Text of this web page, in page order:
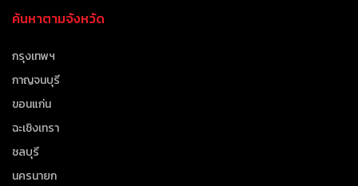
ค้นหาตามจังหวัด
กรุงเทพฯ
กาญจนบุรี
ขอนแก่น
ฉะเชิงเทรา
ชลบุรี
นครนายก